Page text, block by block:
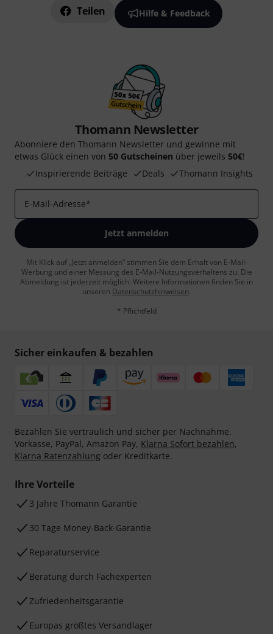
Teilen Hilfe & Feedback
Thomann Newsletter
Abonniere den Thomann Newsletter und gewinne mit
etwas Glück einen von 50 Gutscheinen über jeweils 50€!
Inspirierende Beiträge
Deals Thomann Insights
E-Mail-Adresse*
Jetzt anmelden
Mit Klick auf „Jetzt anmelden“ stimmen Sie dem Erhalt von E-Mail-
Werbung und einer Messung des E-Mail-Nutzungsverhaltens zu. Die
Abmeldung ist jederzeit möglich. Weitere Informationen finden Sie in
unseren Datenschutzhinweisen.
* Pflichtfeld
Sicher einkaufen & bezahlen
Bezahlen Sie vertraulich und sicher per Nachnahme,
Vorkasse, PayPal, Amazon Pay, Klarna Sofort bezahlen,
Klarna Ratenzahlung oder Kreditkarte.
Ihre Vorteile
3 Jahre Thomann Garantie
30 Tage Money-Back-Garantie
Reparaturservice
Beratung durch Fachexperten
Zufriedenheitsgarantie
Europas größtes Versandlager